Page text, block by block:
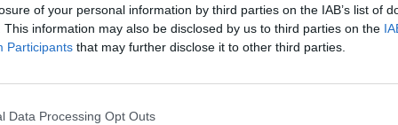
of your personal information by third parties on the IAB’s list of
This information may also be disclosed by us to third parties on the
Participants that may further disclose it to other third parties.
Data Processing Opt Outs
till fantasipriser är fejkade. Det är i själva verket säljaren som även är
där priserna tillfälligt trissas upp.